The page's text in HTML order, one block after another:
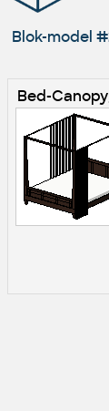
Blok-model
Bed-